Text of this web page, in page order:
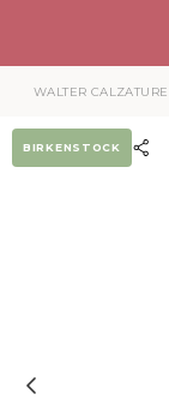
WALTER CALZATURE
BIRKENSTOCK